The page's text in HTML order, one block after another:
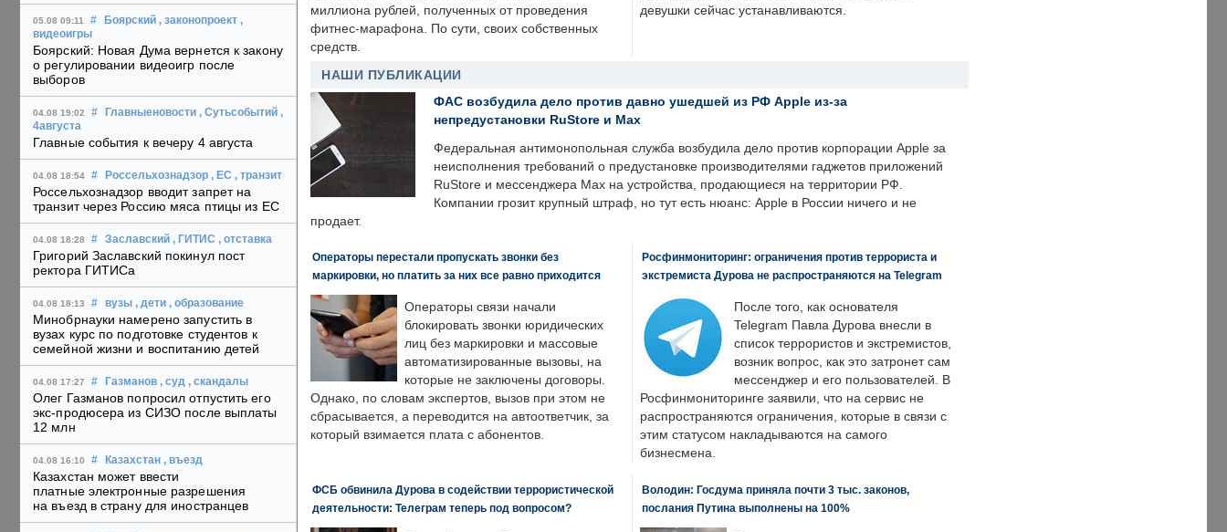
05.08 09:11 # Боярский , законопроект ,
видеоигры
Боярский: Новая Дума вернется к закону
о регулировании видеоигр после
выборов
04.08 19:02 # Главныеновости , Сутьсобытий ,
4августа
Главные события к вечеру 4 августа
04.08 18:54 # Россельхознадзор , ЕС , транзит
Россельхознадзор вводит запрет на
транзит через Россию мяса птицы из ЕС
04.08 18:28 # Заславский , ГИТИС , отставка
Григорий Заславский покинул пост
ректора ГИТИСа
04.08 18:13 # вузы , дети , образование
Минобрнауки намерено запустить в
вузах курс по подготовке студентов к
семейной жизни и воспитанию детей
04.08 17:27 # Газманов , суд , скандалы
Олег Газманов попросил отпустить его
экс-продюсера из СИЗО после выплаты
12 млн
04.08 16:10 # Казахстан , въезд
Казахстан может ввести
платные электронные разрешения
на въезд в страну для иностранцев
миллиона рублей, полученных от проведения
фитнес-марафона. По сути, своих собственных
средств.
девушки сейчас устанавливаются.
НАШИ ПУБЛИКАЦИИ
ФАС возбудила дело против давно ушедшей из РФ Apple из-за
непредустановки RuStore и Max
Федеральная антимонопольная служба возбудила дело против корпорации Apple за
неисполнения требований о предустановке производителями гаджетов приложений
RuStore и мессенджера Max на устройства, продающиеся на территории РФ.
Компании грозит крупный штраф, но тут есть нюанс: Apple в России ничего и не
продает.
Операторы перестали пропускать звонки без
маркировки, но платить за них все равно приходится
Операторы связи начали
блокировать звонки юридических
лиц без маркировки и массовые
автоматизированные вызовы, на
которые не заключены договоры.
Однако, по словам экспертов, вызов при этом не
сбрасывается, а переводится на автоответчик, за
который взимается плата с абонентов.
Росфинмониторинг: ограничения против террориста и
экстремиста Дурова не распространяются на Telegram
После того, как основателя
Telegram Павла Дурова внесли в
список террористов и экстремистов,
возник вопрос, как это затронет сам
мессенджер и его пользователей. В
Росфинмониторинге заявили, что на сервис не
распространяются ограничения, которые в связи с
этим статусом накладываются на самого
бизнесмена.
ФСБ обвинила Дурова в содействии террористической
деятельности: Телеграм теперь под вопросом?
Володин: Госдума приняла почти 3 тыс. законов,
послания Путина выполнены на 100%